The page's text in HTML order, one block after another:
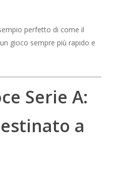
perfetto di come il
gioco sempre più rapido e
Serie A:
a